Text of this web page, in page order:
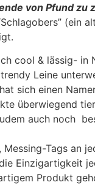
von Pfund zu
(ein
cool & lässig- in
Leine
hat sich einen
überwiegend
auch noch
Tags an
Einzigartigkeit
Produkt